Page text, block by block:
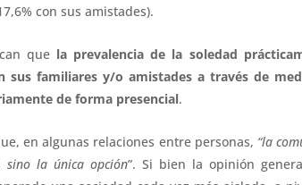
con sus amistades).
que la prevalencia de la soledad
sus familiares y/o amistades a través de
de forma presencial.
en algunas relaciones entre personas, “la
sino la única opción”. Si bien la opinión